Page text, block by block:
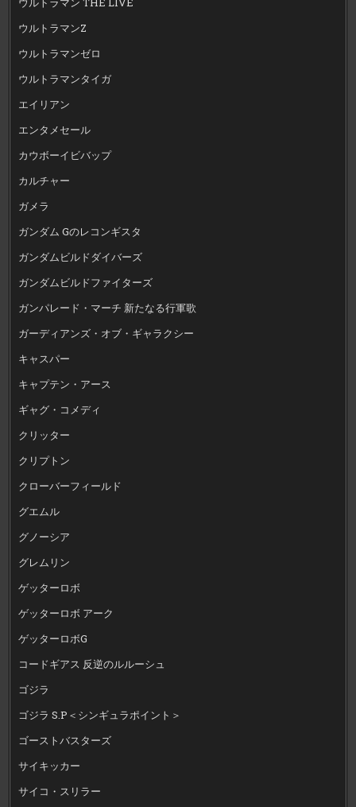
ウルトラマンZ
ウルトラマンゼロ
ウルトラマンタイガ
エイリアン
エンタメセール
カウボーイビバップ
カルチャー
ガメラ
ガンダム Gのレコンギスタ
ガンダムビルドダイバーズ
ガンダムビルドファイターズ
ガンパレード・マーチ 新たなる行軍歌
ガーディアンズ・オブ・ギャラクシー
キャスパー
キャプテン・アース
ギャグ・コメディ
クリッター
クリプトン
クローバーフィールド
グエムル
グノーシア
グレムリン
ゲッターロボ
ゲッターロボ アーク
ゲッターロボG
コードギアス 反逆のルルーシュ
ゴジラ
ゴジラ S.P＜シンギュラポイント＞
ゴーストバスターズ
サイキッカー
サイコ・スリラー